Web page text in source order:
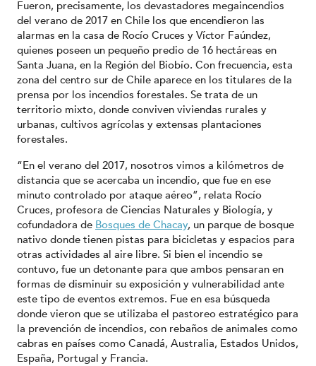
Fueron, precisamente, los devastadores megaincendios
del verano de 2017 en Chile los que encendieron las
alarmas en la casa de Rocío Cruces y Víctor Faúndez,
quienes poseen un pequeño predio de 16 hectáreas en
Santa Juana, en la Región del Biobío. Con frecuencia, esta
zona del centro sur de Chile aparece en los titulares de la
prensa por los incendios forestales. Se trata de un
territorio mixto, donde conviven viviendas rurales y
urbanas, cultivos agrícolas y extensas plantaciones
forestales.
“En el verano del 2017, nosotros vimos a kilómetros de
distancia que se acercaba un incendio, que fue en ese
minuto controlado por ataque aéreo”, relata Rocío
Cruces, profesora de Ciencias Naturales y Biología, y
cofundadora de Bosques de Chacay, un parque de bosque
nativo donde tienen pistas para bicicletas y espacios para
otras actividades al aire libre. Si bien el incendio se
contuvo, fue un detonante para que ambos pensaran en
formas de disminuir su exposición y vulnerabilidad ante
este tipo de eventos extremos. Fue en esa búsqueda
donde vieron que se utilizaba el pastoreo estratégico para
la prevención de incendios, con rebaños de animales como
cabras en países como Canadá, Australia, Estados Unidos,
España, Portugal y Francia.